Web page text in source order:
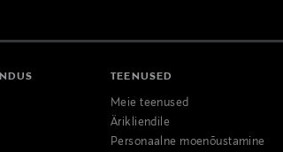
TEENUSED
Meie teenused
Ärikliendile
Personaalne moenõustamine